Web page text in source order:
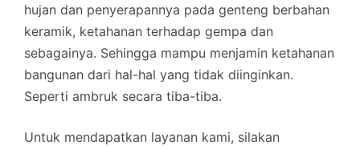
hujan dan penyerapannya pada genteng berbahan
keramik, ketahanan terhadap gempa dan
sebagainya. Sehingga mampu menjamin ketahanan
bangunan dari hal-hal yang tidak diinginkan.
Seperti ambruk secara tiba-tiba.
Untuk mendapatkan layanan kami, silakan